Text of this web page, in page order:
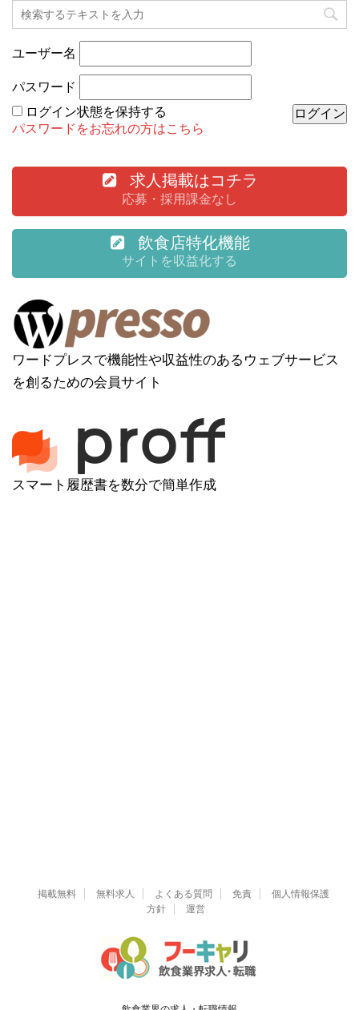
ユーザー名
パスワード
ログイン状態を保持する
パスワードをお忘れの方はこちら
求人掲載はコチラ
応募・採用課金なし
飲食店特化機能
サイトを収益化する
ワードプレスで機能性や収益性のあるウェブサービス
を創るための会員サイト
スマート履歴書を数分で簡単作成
掲載無料 無料求人 よくある質問 免責
個人情報保護
方針
運営